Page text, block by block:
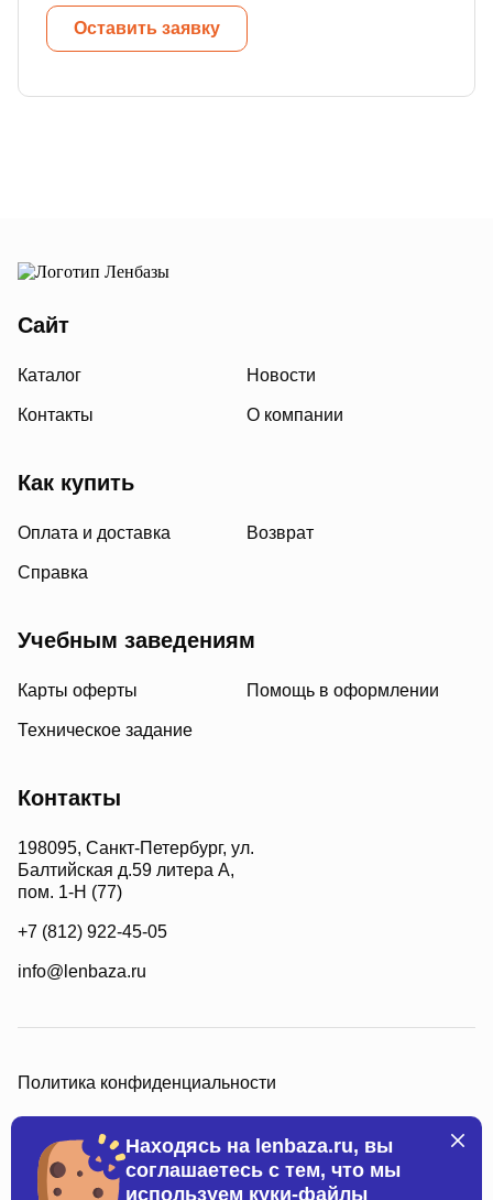
Оставить заявку
Сайт
Каталог Новости
Контакты О компании
Как купить
Оплата и доставка Возврат
Справка
Учебным заведениям
Карты оферты Помощь в оформлении
Техническое задание
Контакты
198095, Санкт-Петербург, ул.
Балтийская д.59 литера А,
пом. 1-Н (77)
+7 (812) 922-45-05
info@lenbaza.ru
Политика конфиденциальности
Находясь на lenbaza.ru, вы
соглашаетесь с тем, что мы
используем куки-файлы